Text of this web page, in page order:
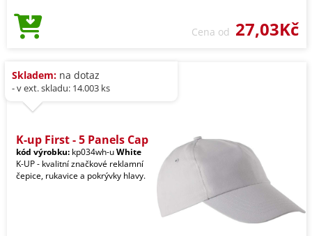
Cena od 27,03Kč
Skladem: na dotaz
- v ext. skladu: 14.003 ks
K-up First - 5 Panels Cap
kód výrobku: kp034wh-uWhite
K-UP - kvalitní značkové reklamní
čepice, rukavice a pokrývky hlavy.